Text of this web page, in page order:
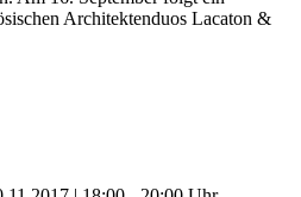
Architektenduos Lacaton &